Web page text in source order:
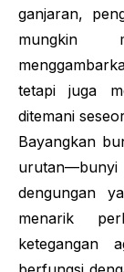
ganjaran,
mungkin
tetapi juga
ditemani
Bayangkan
dengungan
menarik
ketegangan